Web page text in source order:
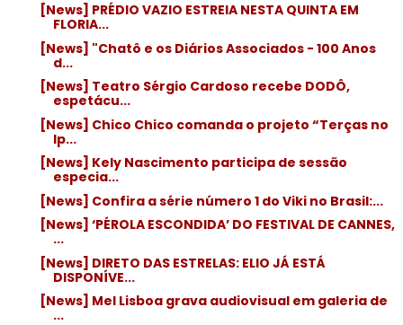
[News] PRÉDIO VAZIO ESTREIA NESTA QUINTA EM
FLORIA...
[News] "Chatô e os Diários Associados - 100 Anos
d...
[News] Teatro Sérgio Cardoso recebe DODÔ,
espetácu...
[News] Chico Chico comanda o projeto “Terças no
Ip...
[News] Kely Nascimento participa de sessão
especia...
[News] Confira a série número 1 do Viki no Brasil:...
[News] ‘PÉROLA ESCONDIDA’ DO FESTIVAL DE CANNES,
...
[News] DIRETO DAS ESTRELAS: ELIO JÁ ESTÁ
DISPONÍVE...
[News] Mel Lisboa grava audiovisual em galeria de
...